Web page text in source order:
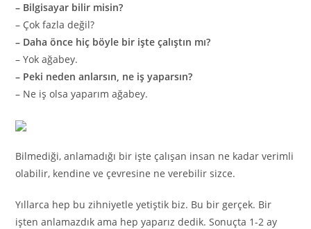
– Bilgisayar bilir misin?
– Çok fazla değil?
– Daha önce hiç böyle bir işte çalıştın mı?
– Yok ağabey.
– Peki neden anlarsın, ne iş yaparsın?
– Ne iş olsa yaparım ağabey.
Bilmediği, anlamadığı bir işte çalışan insan ne kadar verimli
olabilir, kendine ve çevresine ne verebilir sizce.
Yıllarca hep bu zihniyetle yetiştik biz. Bu bir gerçek. Bir
işten anlamazdık ama hep yaparız dedik. Sonuçta 1-2 ay